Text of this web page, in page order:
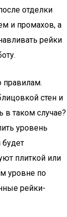
отделки
и промахов, а
рейки
правилам.
стен и
в таком случае?
уровень
будет
плиткой или
уровне по
рейки-